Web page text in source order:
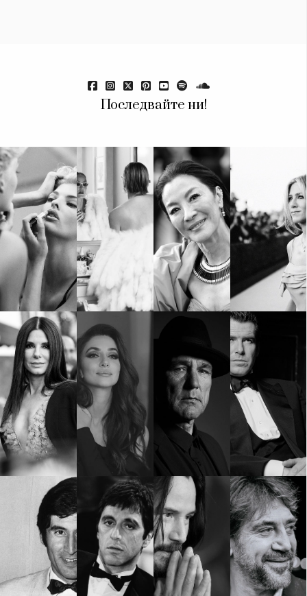
Последвайте ни!
КАТЕГОРИИ
Wine&Dine
Подкасти
Мода
Dialogue
Изкуство
Красота
Цветно
Гурме
Пътувай
Wellness
ЗА НАС
Условия за
ползване
За нас
Реклама
Политика за
поверителност
ModerenDom
СЛЕДВАЙТЕ НИ
Facebook Instagram Twitter
Pinterest
YouTube
Spotify Soundcloud
Ако нашият сайт ви харесва, можете да се абонирате за
седмичния ни нюзлетър тук:
© 2026, HighViewArt | Всички права запазени